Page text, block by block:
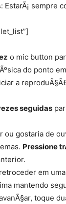
sempre
o mic button
do ponto
a
seguidas
ou gostaria de
Pressione
em
mantendo
toque